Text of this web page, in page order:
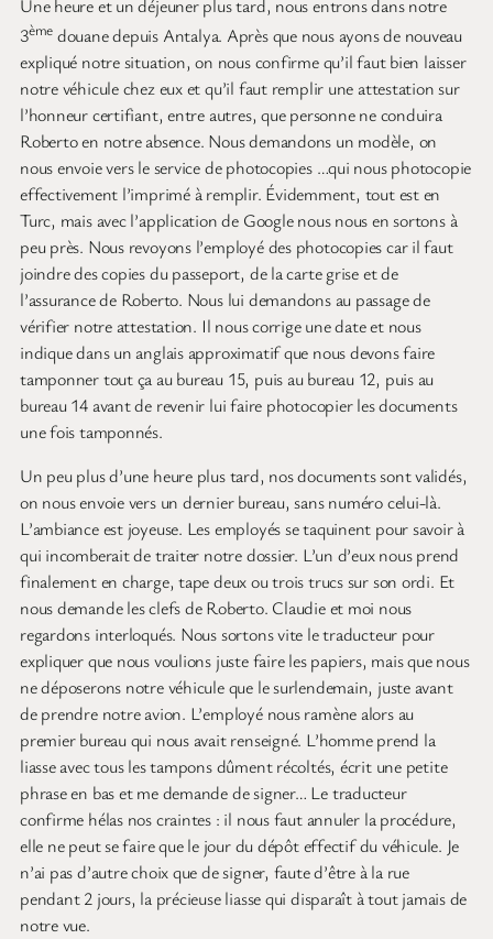
Une heure et un déjeuner plus tard, nous entrons dans notre
3ème douane depuis Antalya. Après que nous ayons de nouveau
expliqué notre situation, on nous confirme qu’il faut bien laisser
notre véhicule chez eux et qu’il faut remplir une attestation sur
l’honneur certifiant, entre autres, que personne ne conduira
Roberto en notre absence. Nous demandons un modèle, on
nous envoie vers le service de photocopies …qui nous photocopie
effectivement l’imprimé à remplir. Évidemment, tout est en
Turc, mais avec l’application de Google nous nous en sortons à
peu près. Nous revoyons l’employé des photocopies car il faut
joindre des copies du passeport, de la carte grise et de
l’assurance de Roberto. Nous lui demandons au passage de
vérifier notre attestation. Il nous corrige une date et nous
indique dans un anglais approximatif que nous devons faire
tamponner tout ça au bureau 15, puis au bureau 12, puis au
bureau 14 avant de revenir lui faire photocopier les documents
une fois tamponnés.
Un peu plus d’une heure plus tard, nos documents sont validés,
on nous envoie vers un dernier bureau, sans numéro celui-là.
L’ambiance est joyeuse. Les employés se taquinent pour savoir à
qui incomberait de traiter notre dossier. L’un d’eux nous prend
finalement en charge, tape deux ou trois trucs sur son ordi. Et
nous demande les clefs de Roberto. Claudie et moi nous
regardons interloqués. Nous sortons vite le traducteur pour
expliquer que nous voulions juste faire les papiers, mais que nous
ne déposerons notre véhicule que le surlendemain, juste avant
de prendre notre avion. L’employé nous ramène alors au
premier bureau qui nous avait renseigné. L’homme prend la
liasse avec tous les tampons dûment récoltés, écrit une petite
phrase en bas et me demande de signer… Le traducteur
confirme hélas nos craintes : il nous faut annuler la procédure,
elle ne peut se faire que le jour du dépôt effectif du véhicule. Je
n’ai pas d’autre choix que de signer, faute d’être à la rue
pendant 2 jours, la précieuse liasse qui disparaît à tout jamais de
notre vue.